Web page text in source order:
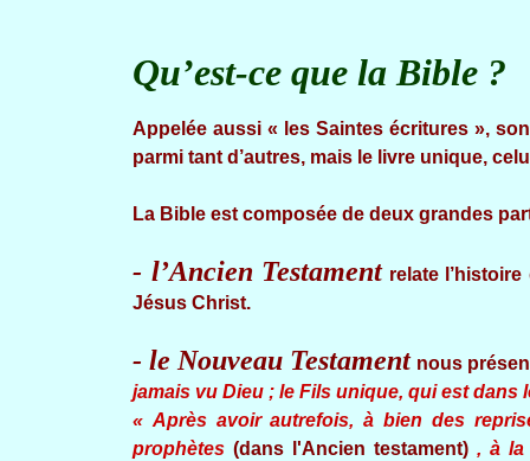
Qu’est-ce que la Bible ?
Appelée aussi « les Saintes écritures »,
parmi tant d’autres, mais le livre unique,
La Bible est composée de deux grandes
- l’Ancien Testamentrelate l’histoire
Jésus Christ.
- le Nouveau Testamentnous
jamais vu Dieu ; le Fils unique, qui est dans
« Après avoir autrefois, à bien des
prophètes (dans l'Ancien testament) , à la